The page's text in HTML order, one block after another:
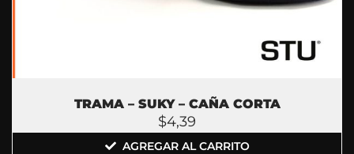
TRAMA – SUKY – CAÑA CORTA
$4,39
AGREGAR AL CARRITO